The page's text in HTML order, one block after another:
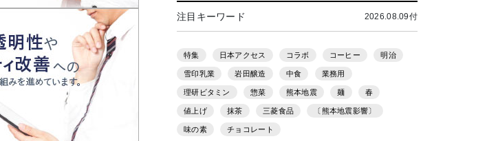
注目キーワード 2026.08.09付
特集 日本アクセス コラボ コーヒー 明治
雪印乳業 岩田醸造 中食 業務用
理研ビタミン 惣菜 熊本地震 麺 春
値上げ 抹茶 三菱食品 〔熊本地震影響〕
味の素 チョコレート